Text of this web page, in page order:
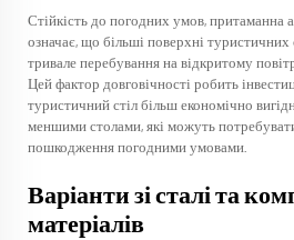
Стійкість до погодних умов, притаманна
означає, що більші поверхні
тривале перебування на відкритому
Цей фактор довговічності робить
туристичний стіл більш економічно
меншими столами, які можуть
пошкодження погодними умовами.
Варіанти зі сталі та
матеріалів